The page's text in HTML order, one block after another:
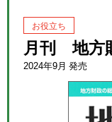
お役立ち
月刊 地方
2024年9月 発売